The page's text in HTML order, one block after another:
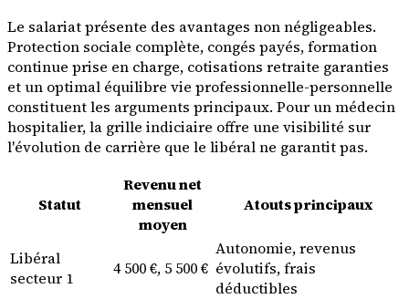
Le salariat présente des avantages non négligeables.
Protection sociale complète, congés payés, formation
continue prise en charge, cotisations retraite garanties
et un optimal équilibre vie professionnelle-personnelle
constituent les arguments principaux. Pour un médecin
hospitalier, la grille indiciaire offre une visibilité sur
l'évolution de carrière que le libéral ne garantit pas.
Statut
Revenu net
mensuel
moyen
Atouts principaux
Libéral
secteur 1
4 500 €, 5 500 €
Autonomie, revenus
évolutifs, frais
déductibles